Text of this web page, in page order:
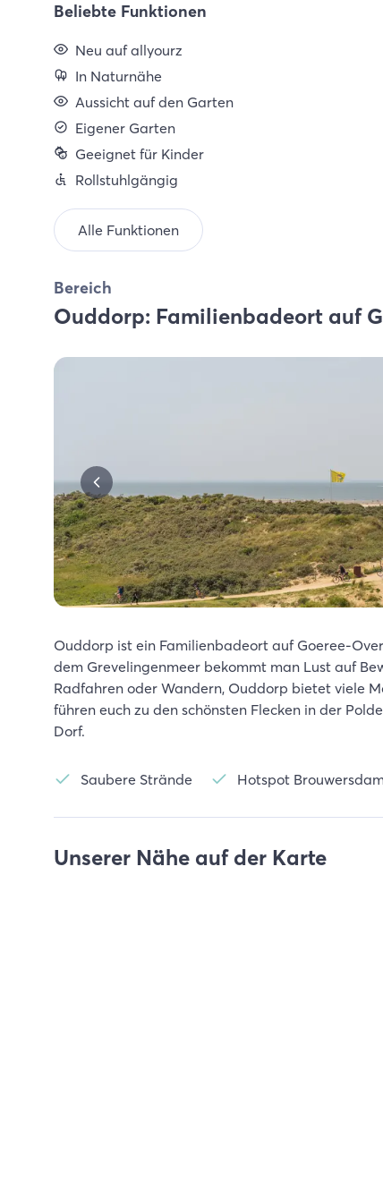
Beliebte Funktionen
Neu auf allyourz
In Naturnähe
Aussicht auf den Garten
Eigener Garten
Geeignet für Kinder
Rollstuhlgängig
Alle Funktionen
Bereich
Ouddorp: Familienbadeort auf
Ouddorp ist ein Familienbadeort auf Goeree-
dem Grevelingenmeer bekommt man Lust auf
Radfahren oder Wandern, Ouddorp bietet viele
führen euch zu den schönsten Flecken in der
Dorf.
Saubere Strände Hotspot
Unserer Nähe auf der Karte